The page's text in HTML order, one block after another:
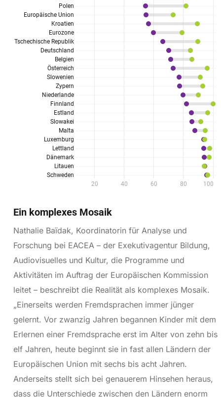
Ein komplexes Mosaik
Nathalie Baïdak, Koordinatorin für Analyse und
Forschung bei EACEA – der Exekutivagentur Bildung,
Audiovisuelles und Kultur, die Programme und
Aktivitäten im Auftrag der Europäischen Kommission
leitet – beschreibt die Realität als komplexes Mosaik.
„Einerseits werden Fremdsprachen immer jünger
gelernt. Vor zwanzig Jahren begannen Kinder mit dem
Erlernen einer Fremdsprache erst im Alter von zehn bis
elf Jahren, heute beginnt sie in fast allen Ländern der
Europäischen Union mit sechs bis acht Jahren.
Anderseits stellt sich bei genauerem Hinsehen heraus,
dass die Unterschiede zwischen den Ländern enorm